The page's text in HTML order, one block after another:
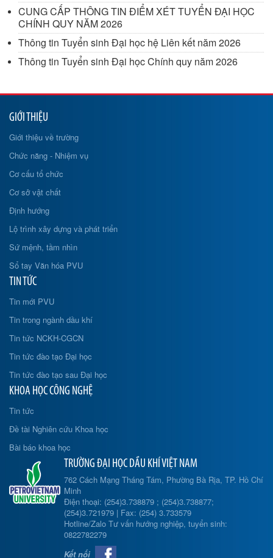
CUNG CẤP THÔNG TIN ĐIỂM XÉT TUYỂN ĐẠI HỌC
CHÍNH QUY NĂM 2026
Thông tin Tuyển sinh Đại học hệ Liên kết năm 2026
Thông tin Tuyển sinh Đại học Chính quy năm 2026
GIỚI THIỆU
Giới thiệu về trường
Chức năng - Nhiệm vụ
Cơ cấu tổ chức
Cơ sở vật chất
Định hướng
Lộ trình xây dựng và phát triển
Sứ mệnh, tầm nhìn
Sổ tay Văn hóa PVU
TIN TỨC
Tin mới PVU
Tin trong ngành dầu khí
Tin tức NCKH-CGCN
Tin tức đào tạo Đại học
Tin tức đào tạo sau Đại học
KHOA HỌC CÔNG NGHỆ
Tin tức
Đề tài Nghiên cứu Khoa học
Bài báo khoa học
TRƯỜNG ĐẠI HỌC DẦU KHÍ VIỆT NAM
762 Cách Mạng Tháng Tám, Phường Bà Rịa, TP. Hồ Chí
Minh
Điện thoại: (254)3.738879 ; (254)3.738877;
(254)3.721979 | Fax: (254) 3.733579
Hotline/Zalo Tư vấn hướng nghiệp, tuyển sinh:
0822782279
Kết nối